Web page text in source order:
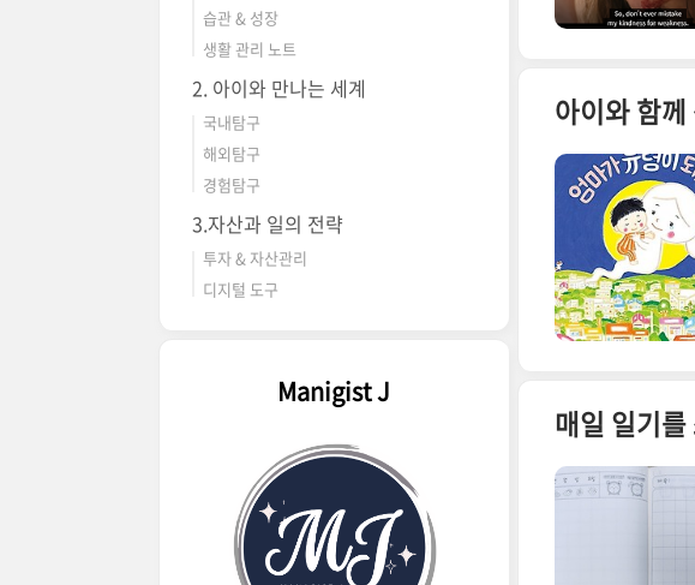
아이와 함
매일 일기
습관 & 성장
생활 관리 노트
2. 아이와 만나는 세계
국내탐구
해외탐구
경험탐구
3.자산과 일의 전략
투자 & 자산관리
디지털 도구
Manigist J